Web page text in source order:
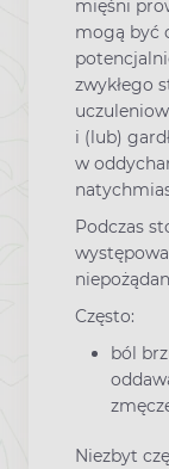
mięśni
mogą być
zwykłego
i (lub)
w
Podczas
Często:
ból
Niezbyt